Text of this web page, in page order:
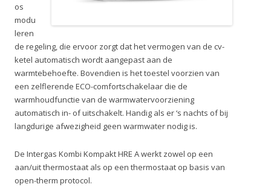
os
modu
leren
de regeling, die ervoor zorgt dat het vermogen van de cv-
ketel automatisch wordt aangepast aan de
warmtebehoefte. Bovendien is het toestel voorzien van
een zelflerende ECO-comfortschakelaar die de
warmhoudfunctie van de warmwatervoorziening
automatisch in- of uitschakelt. Handig als er ‘s nachts of bij
langdurige afwezigheid geen warmwater nodig is.
De Intergas Kombi Kompakt HRE A werkt zowel op een
aan/uit thermostaat als op een thermostaat op basis van
open-therm protocol.